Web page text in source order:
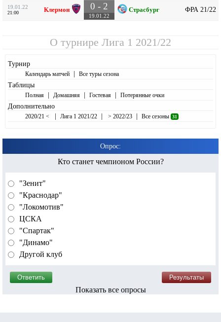
19.01.22
21:00 Клермон 0 - 2
19.01.22
Страсбург ФРА 21/22
О турнире Лига 1 2021/22
Турнир
Календарь матчей | Все туры сезона
Таблицы
Полная | Домашняя | Гостевая | Потерянные очки
Дополнительно
2020/21 < | Лига 1 2021/22 | > 2022/23 | Все сезоны 31
Опрос:
Кто станет чемпионом России?
"Зенит"
"Краснодар"
"Локомотив"
ЦСКА
"Спартак"
"Динамо"
Другой клуб
Показать все опросы